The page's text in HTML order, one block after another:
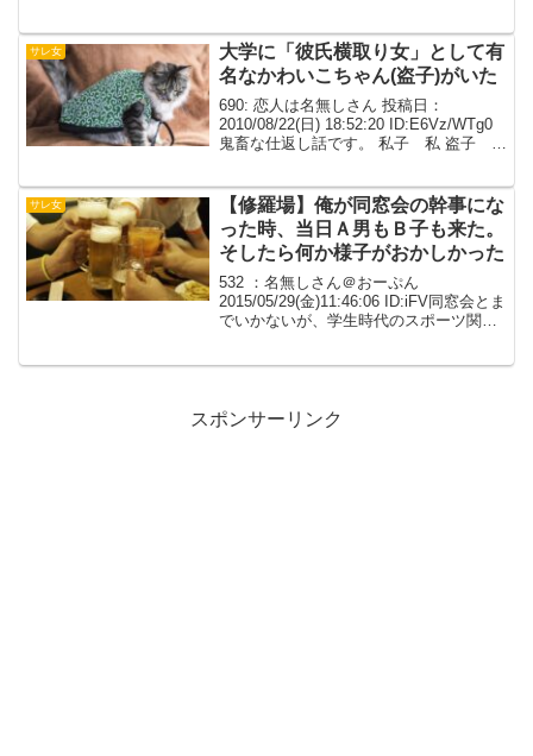
のか）と呆れた。い...
サレ女
大学に「彼氏横取り女」として有
名なかわいこちゃん(盗子)がいた
690: 恋人は名無しさん 投稿日：
2010/08/22(日) 18:52:20 ID:E6Vz/WTg0
鬼畜な仕返し話です。 私子 私 盗子 大
一緒になり仲良くな...
サレ女
【修羅場】俺が同窓会の幹事にな
った時、当日Ａ男もＢ子も来た。
そしたら何か様子がおかしかった
532 ：名無しさん＠おーぷん
2015/05/29(金)11:46:06 ID:iFV同窓会とま
でいかないが、学生時代のスポーツ関係
スポンサーリンク